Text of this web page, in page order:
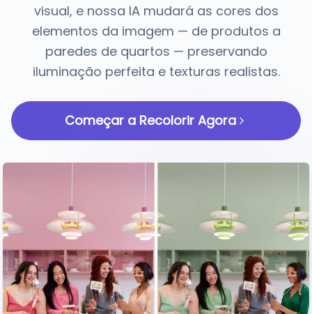
visual, e nossa IA mudará as cores dos
elementos da imagem — de produtos a
paredes de quartos — preservando
iluminação perfeita e texturas realistas.
Começar a Recolorir Agora